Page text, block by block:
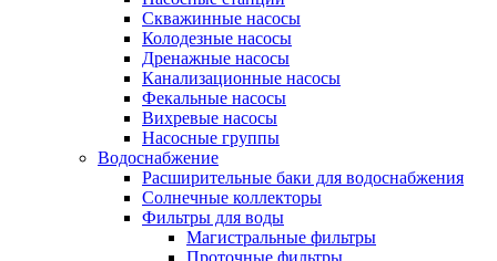
Скважинные насосы
Колодезные насосы
Дренажные насосы
Канализационные насосы
Фекальные насосы
Вихревые насосы
Насосные группы
Водоснабжение
Расширительные баки для водоснабжения
Солнечные коллекторы
Фильтры для воды
Магистральные фильтры
Проточные фильтры